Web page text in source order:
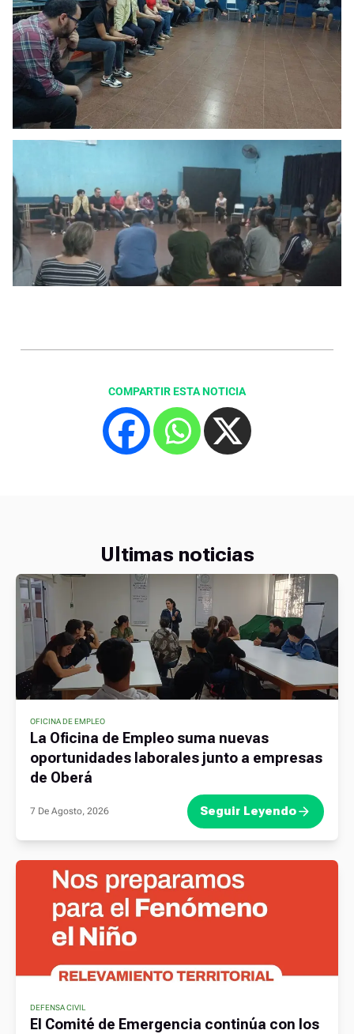
COMPARTIR ESTA NOTICIA
Ultimas noticias
OFICINA DE EMPLEO
La Oficina de Empleo suma nuevas
oportunidades laborales junto a empresas
de Oberá
7 De Agosto, 2026 Seguir Leyendo
DEFENSA CIVIL
El Comité de Emergencia continúa con los